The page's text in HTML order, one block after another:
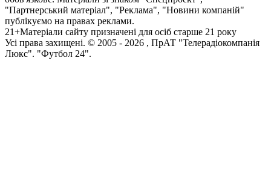
"Партнерський матеріал", "Реклама", "Новини компаній"
публікуємо на правах реклами.
21+Матеріали сайту призначені для осіб старше 21 року
Усi права захищенi. © 2005 - 2026 , ПрАТ "Телерадіокомпанія
Люкс". "Футбол 24".